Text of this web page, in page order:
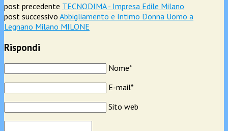
post precedente TECNODIMA - Impresa Edile Milano
post successivo Abbigliamento e Intimo Donna Uomo a
Legnano Milano MILONE
Rispondi
Nome*
E-mail*
Sito web